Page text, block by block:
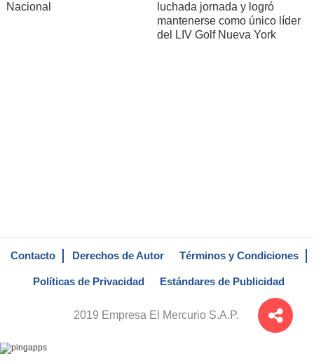
Nacional
luchada jornada y logró
mantenerse como único líder
del LIV Golf Nueva York
Contacto Derechos de Autor Términos y Condiciones
Políticas de Privacidad Estándares de Publicidad
2019 Empresa El Mercurio S.A.P.